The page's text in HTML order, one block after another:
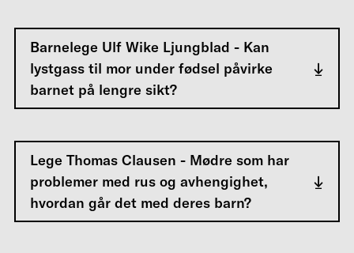
Barnelege Ulf Wike Ljungblad - Kan
lystgass til mor under fødsel påvirke
barnet på lengre sikt?
Lege Thomas Clausen - Mødre som har
problemer med rus og avhengighet,
hvordan går det med deres barn?